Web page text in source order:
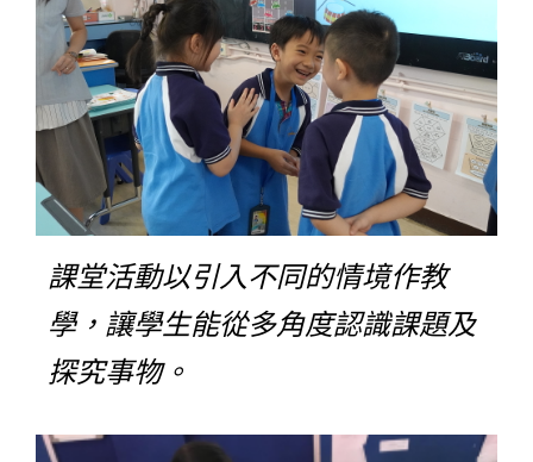
課堂活動以引入不同的情境作教
學，讓學生能從多角度認識課題及
探究事物。